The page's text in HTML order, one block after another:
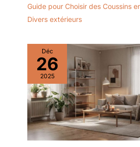
Guide pour Choisir des Coussins
Divers extérieurs
Déc
26
2025